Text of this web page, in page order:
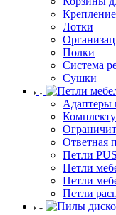
Крепление
Лотки
Полки
Система
Сушки
Адаптеры
Ответная
Петли
Петли
Петли
Петли